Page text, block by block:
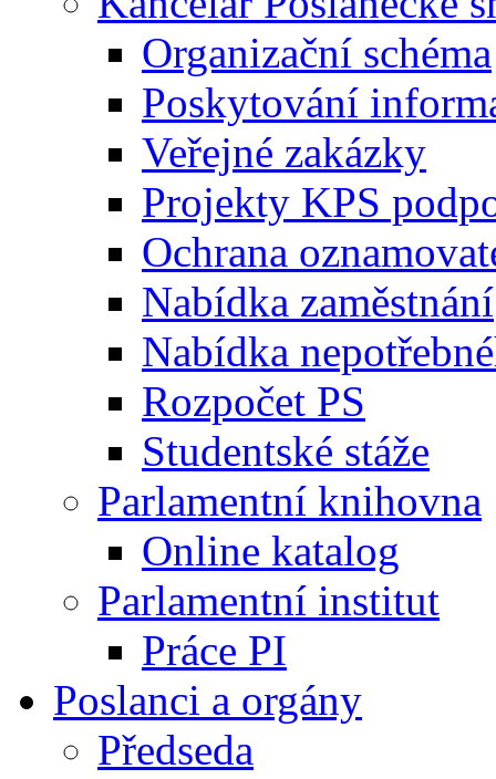
Organizační schéma
Poskytování
Veřejné zakázky
Projekty KPS
Ochrana
Nabídka zaměstnání
Nabídka
Rozpočet PS
Studentské stáže
Parlamentní knihovna
Online katalog
Parlamentní institut
Práce PI
Poslanci a orgány
Předseda